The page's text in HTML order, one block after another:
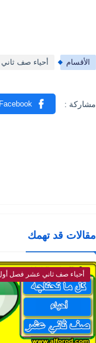
الأقسام أحياء صف
مقالات قد تهمك
أحياء صف ثاني عشر فصل